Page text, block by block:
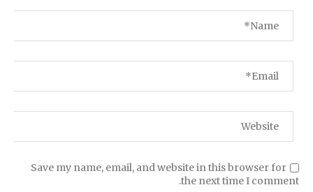
Save my name, email, and website in this browser for
the next time I comment.